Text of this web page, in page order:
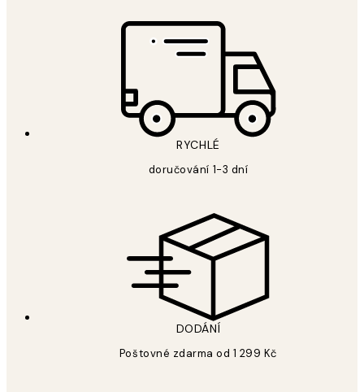
RYCHLÉ
doručování 1-3 dní
DODÁNÍ
Poštovné zdarma od 1 299 Kč